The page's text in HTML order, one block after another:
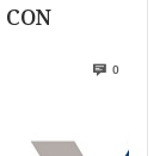
0